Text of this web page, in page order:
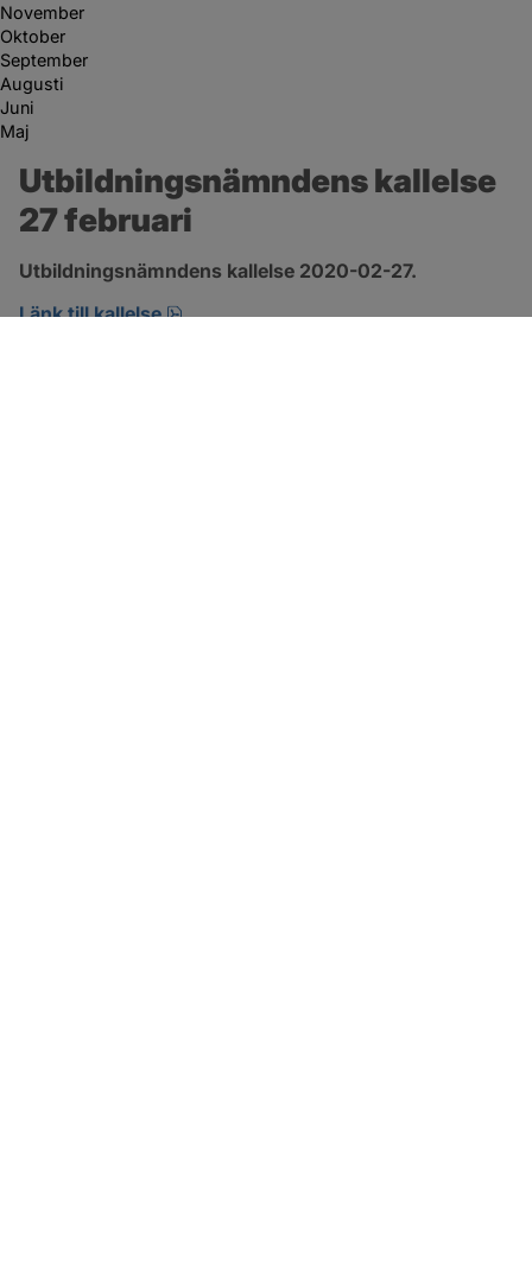
November
Oktober
September
Augusti
Juni
Maj
Utbildningsnämndens kallelse
27 februari
Utbildningsnämndens kallelse 2020-02-27.
Länk till kallelse
pdf, öppnas i nytt fönster.